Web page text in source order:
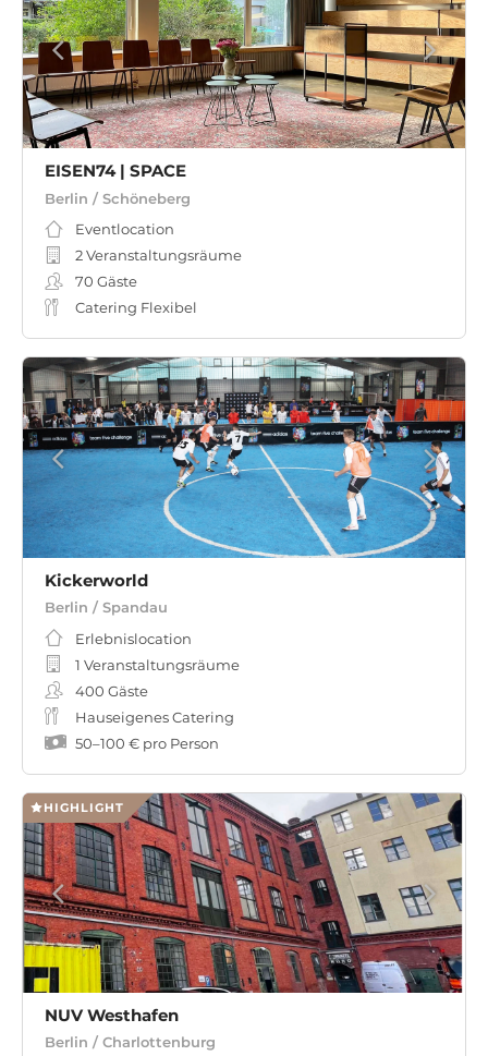
EISEN74 | SPACE
Berlin / Schöneberg
Eventlocation
2 Veranstaltungsräume
70 Gäste
Catering Flexibel
Kickerworld
Berlin / Spandau
Erlebnislocation
1 Veranstaltungsräume
400 Gäste
Hauseigenes Catering
50–100 € pro Person
HIGHLIGHT
NUV Westhafen
Berlin / Charlottenburg